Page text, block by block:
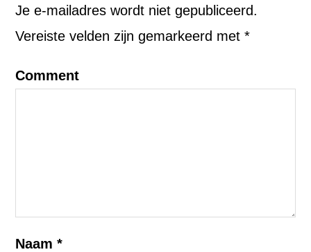
Je e-mailadres wordt niet gepubliceerd.
Vereiste velden zijn gemarkeerd met*
Comment
Naam*